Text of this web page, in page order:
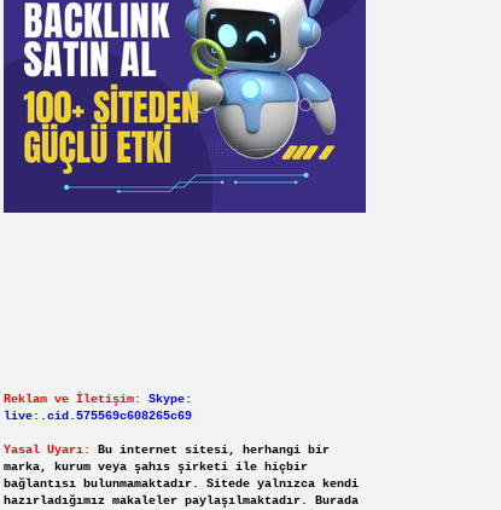
Reklam ve İletişim:
Skype:
live:.cid.575569c608265c69
Yasal Uyarı:
Bu internet sitesi, herhangi bir
marka, kurum veya şahıs şirketi ile hiçbir
bağlantısı bulunmamaktadır. Sitede yalnızca kendi
hazırladığımız makaleler paylaşılmaktadır. Burada